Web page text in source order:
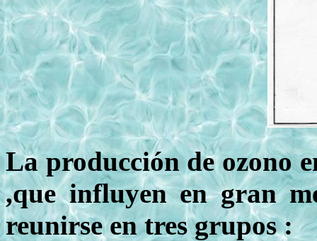
La producción de ozono
,que influyen en gran
reunirse en tres grupos :